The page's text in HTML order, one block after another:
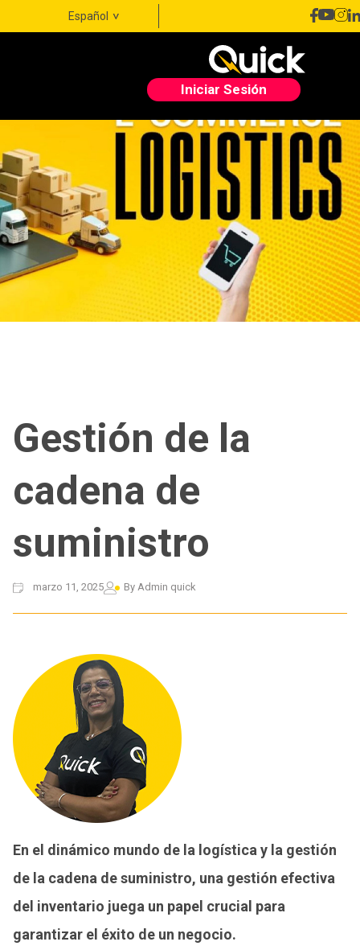
Español
Iniciar Sesión
Gestión de la
cadena de
suministro
marzo 11, 2025 By Admin quick
En el dinámico mundo de la logística y la gestión
de la cadena de suministro, una gestión efectiva
del inventario juega un papel crucial para
garantizar el éxito de un negocio.